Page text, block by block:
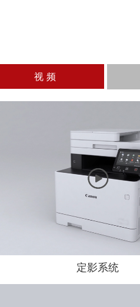
视频
定影系统